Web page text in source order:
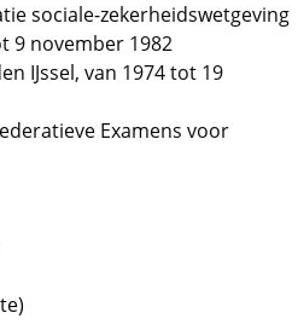
sociale-zekerheidswetgeving
9 november 1982
IJssel, van 1974 tot 19
Examens voor